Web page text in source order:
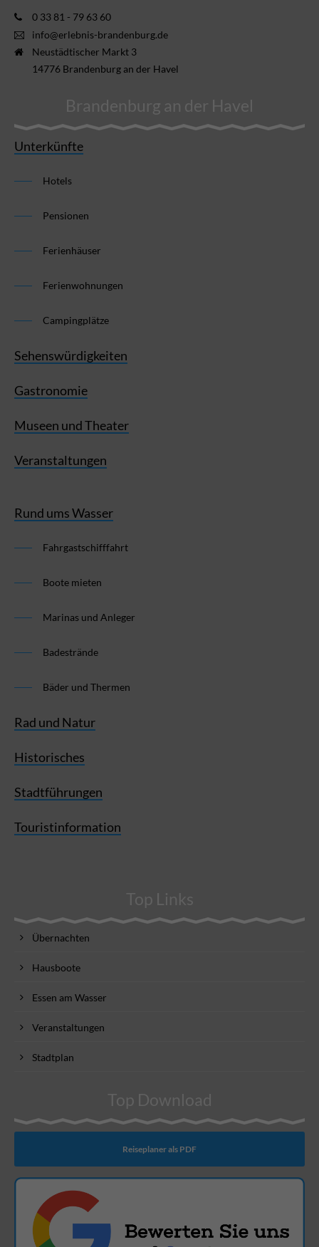
0 33 81 - 79 63 60
info@erlebnis-brandenburg.de
Neustädtischer Markt 3
14776 Brandenburg an der Havel
Brandenburg an der Havel
Unterkünfte
Hotels
Pensionen
Ferienhäuser
Ferienwohnungen
Campingplätze
Sehenswürdigkeiten
Gastronomie
Museen und Theater
Veranstaltungen
Rund ums Wasser
Fahrgastschifffahrt
Boote mieten
Marinas und Anleger
Badestrände
Bäder und Thermen
Rad und Natur
Historisches
Stadtführungen
Touristinformation
Top Links
Übernachten
Hausboote
Essen am Wasser
Veranstaltungen
Stadtplan
Top Download
Reiseplaner als PDF